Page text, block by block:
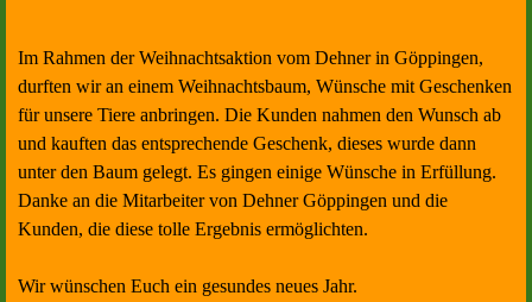
Im Rahmen der Weihnachtsaktion vom Dehner in Göppingen,
durften wir an einem Weihnachtsbaum, Wünsche mit Geschenken
für unsere Tiere anbringen. Die Kunden nahmen den Wunsch ab
und kauften das entsprechende Geschenk, dieses wurde dann
unter den Baum gelegt. Es gingen einige Wünsche in Erfüllung.
Danke an die Mitarbeiter von Dehner Göppingen und die
Kunden, die diese tolle Ergebnis ermöglichten.
Wir wünschen Euch ein gesundes neues Jahr.